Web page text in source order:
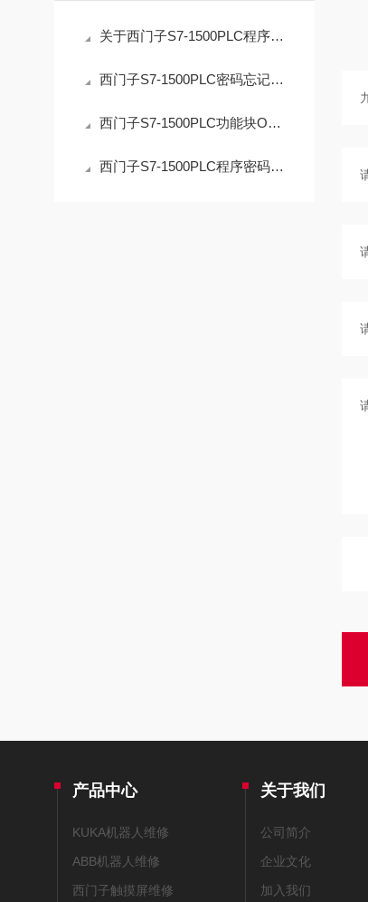
关于西门子S7-1500PLC程序密码忘记解密方法
西门子S7-1500PLC密码忘记解密应急指南：正确复位流程与数据取舍
西门子S7-1500PLC功能块OB解密操作的安全指南
西门子S7-1500PLC程序密码解密：技术边界与合法路径的深度解析
产品中心
KUKA机器人维修
ABB机器人维修
西门子触摸屏维修
关于我们
公司简介
企业文化
加入我们